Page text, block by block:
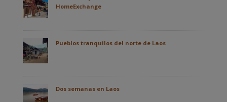
HomeExchange
Pueblos tranquilos del norte de Laos
Dos semanas en Laos